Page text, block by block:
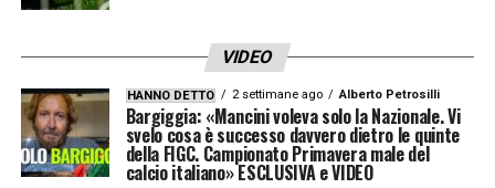
VIDEO
HANNO DETTO 2 settimane ago Alberto Petrosilli
Bargiggia: «Mancini voleva solo la Nazionale. Vi
svelo cosa è successo davvero dietro le quinte
della FIGC. Campionato Primavera male del
calcio italiano» ESCLUSIVA e VIDEO